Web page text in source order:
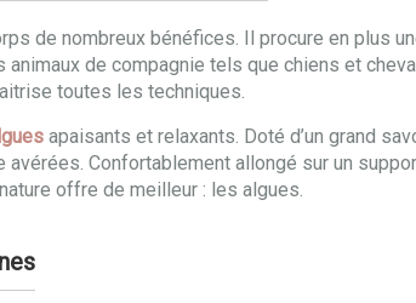
de nombreux bénéfices. Il procure en plus
animaux de compagnie tels que chiens et
toutes les techniques.
apaisants et relaxants. Doté d’un grand
Confortablement allongé sur un
offre de meilleur : les algues.